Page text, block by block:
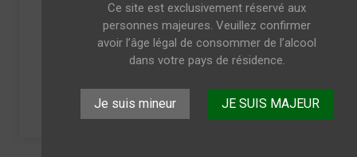
Ce site est exclusivement réservé aux
personnes majeures. Veuillez confirmer
avoir l’âge légal de consommer de l’alcool
dans votre pays de résidence.
Je suis mineur JE SUIS MAJEUR